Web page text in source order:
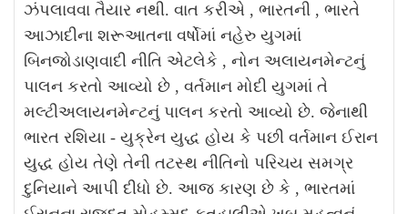
ઝંપલાવવા તૈયાર નથી. વાત કરીએ , ભારતની , ભારતે
આઝાદીના શરૂઆતના વર્ષોમાં નહેરુ યુગમાં
બિનજોડાણવાદી નીતિ એટલેકે , નોન અલાયનમેન્ટનું
પાલન કરતો આવ્યો છે , વર્તમાન મોદી યુગમાં તે
મલ્ટીઅલાયનમેન્ટનું પાલન કરતો આવ્યો છે. જેનાથી
ભારત રશિયા - યુક્રેન યુદ્ધ હોય કે પછી વર્તમાન ઈરાન
યુદ્ધ હોય તેણે તેની તટસ્થ નીતિનો પરિચય સમગ્ર
દુનિયાને આપી દીધો છે. આજ કારણ છે કે , ભારતમાં